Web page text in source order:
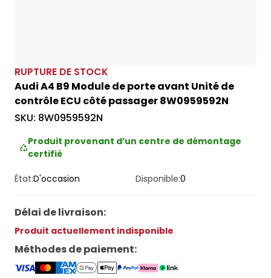
RUPTURE DE STOCK
Audi A4 B9 Module de porte avant Unité de
contrôle ECU côté passager 8W0959592N
SKU: 8W0959592N
Produit provenant d’un centre de démontage
certifié
État:D'occasion Disponible:0
Délai de livraison:
Produit actuellement indisponible
Méthodes de paiement: